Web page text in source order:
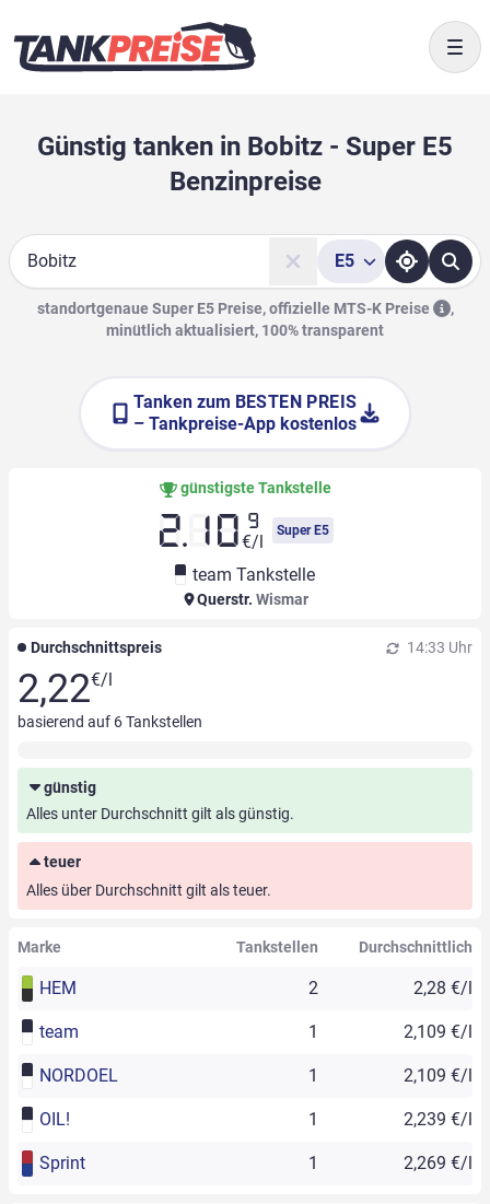
Günstig tanken in Bobitz - Super E5
Benzinpreise
Suche
E5
standortgenaue Super E5 Preise, offizielle MTS-K Preise
,
minütlich aktualisiert, 100% transparent
Tanken zum BESTEN PREIS
– Tankpreise-App kostenlos
günstigste Tankstelle
2.10 9
€/l
Super E5
team Tankstelle
Querstr. Wismar
Durchschnittspreis 14:33 Uhr
2,22€/l
basierend auf 6Tankstellen
günstig
Alles unter Durchschnitt gilt als günstig.
teuer
Alles über Durchschnitt gilt als teuer.
Marke Tankstellen Durchschnittlich
HEM 2 2,28 €/l
team 1 2,109 €/l
NORDOEL 1 2,109 €/l
OIL! 1 2,239 €/l
Sprint 1 2,269 €/l